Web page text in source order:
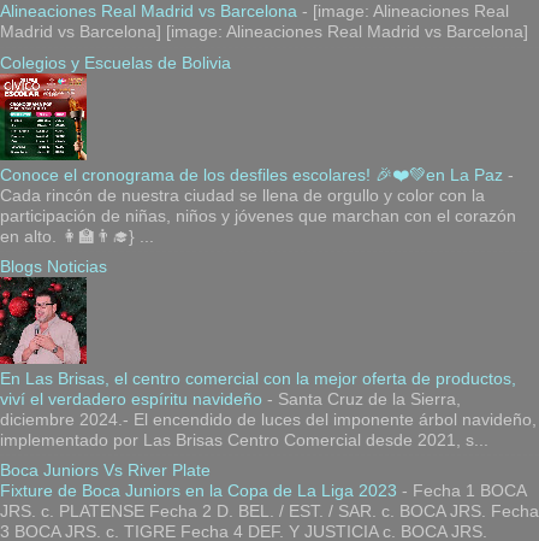
Alineaciones Real Madrid vs Barcelona - [image: Alineaciones Real
Madrid vs Barcelona] [image: Alineaciones Real Madrid vs Barcelona]
Colegios y Escuelas de Bolivia
Conoce el cronograma de los desfiles escolares! 🎉❤️💚en La Paz -
Cada rincón de nuestra ciudad se llena de orgullo y color con la
participación de niñas, niños y jóvenes que marchan con el corazón
en alto. 👩‍🏫👨‍🎓} ...
Blogs Noticias
En Las Brisas, el centro comercial con la mejor oferta de productos,
viví el verdadero espíritu navideño - Santa Cruz de la Sierra,
diciembre 2024.- El encendido de luces del imponente árbol navideño,
implementado por Las Brisas Centro Comercial desde 2021, s...
Boca Juniors Vs River Plate
Fixture de Boca Juniors en la Copa de La Liga 2023 - Fecha 1 BOCA
JRS. c. PLATENSE Fecha 2 D. BEL. / EST. / SAR. c. BOCA JRS. Fecha
3 BOCA JRS. c. TIGRE Fecha 4 DEF. Y JUSTICIA c. BOCA JRS.